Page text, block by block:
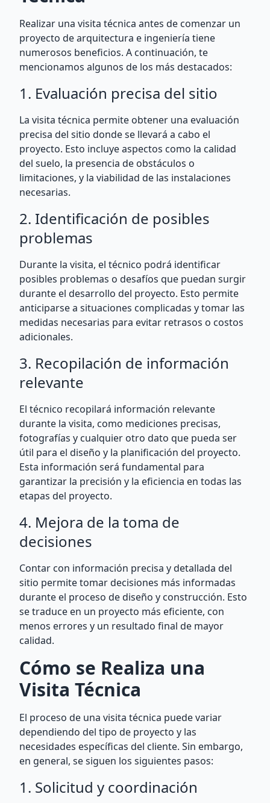
Realizar una visita técnica antes de comenzar un
proyecto de arquitectura e ingeniería tiene
numerosos beneficios. A continuación, te
mencionamos algunos de los más destacados:
1. Evaluación precisa del sitio
La visita técnica permite obtener una evaluación
precisa del sitio donde se llevará a cabo el
proyecto. Esto incluye aspectos como la calidad
del suelo, la presencia de obstáculos o
limitaciones, y la viabilidad de las instalaciones
necesarias.
2. Identificación de posibles
problemas
Durante la visita, el técnico podrá identificar
posibles problemas o desafíos que puedan surgir
durante el desarrollo del proyecto. Esto permite
anticiparse a situaciones complicadas y tomar las
medidas necesarias para evitar retrasos o costos
adicionales.
3. Recopilación de información
relevante
El técnico recopilará información relevante
durante la visita, como mediciones precisas,
fotografías y cualquier otro dato que pueda ser
útil para el diseño y la planificación del proyecto.
Esta información será fundamental para
garantizar la precisión y la eficiencia en todas las
etapas del proyecto.
4. Mejora de la toma de
decisiones
Contar con información precisa y detallada del
sitio permite tomar decisiones más informadas
durante el proceso de diseño y construcción. Esto
se traduce en un proyecto más eficiente, con
menos errores y un resultado final de mayor
calidad.
Cómo se Realiza una
Visita Técnica
El proceso de una visita técnica puede variar
dependiendo del tipo de proyecto y las
necesidades específicas del cliente. Sin embargo,
en general, se siguen los siguientes pasos:
1. Solicitud y coordinación